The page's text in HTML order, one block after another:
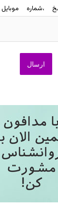
،شماره